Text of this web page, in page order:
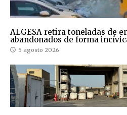
ALGESA retira toneladas de
abandonados de forma
5 agosto 2026